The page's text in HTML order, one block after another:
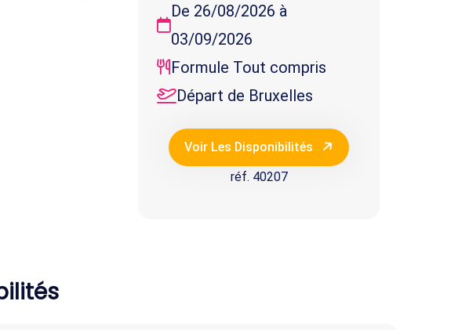
De 26/08/2026 à
03/09/2026
Formule Tout compris
Départ de Bruxelles
Voir Les Disponibilités
réf. 40207